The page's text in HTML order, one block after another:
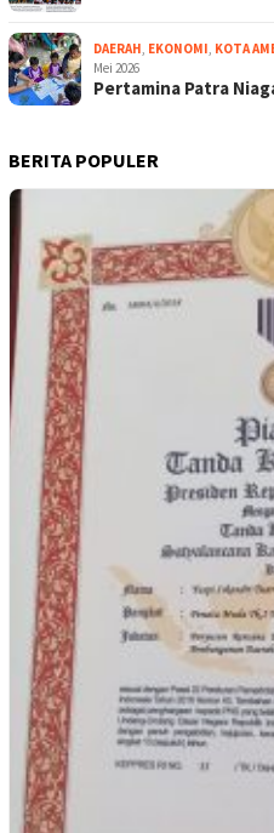
DAERAH, EKONOMI, KOTA
Mei 2026
Pertamina Patra
BERITA POPULER